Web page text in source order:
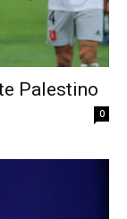
Palestino
0